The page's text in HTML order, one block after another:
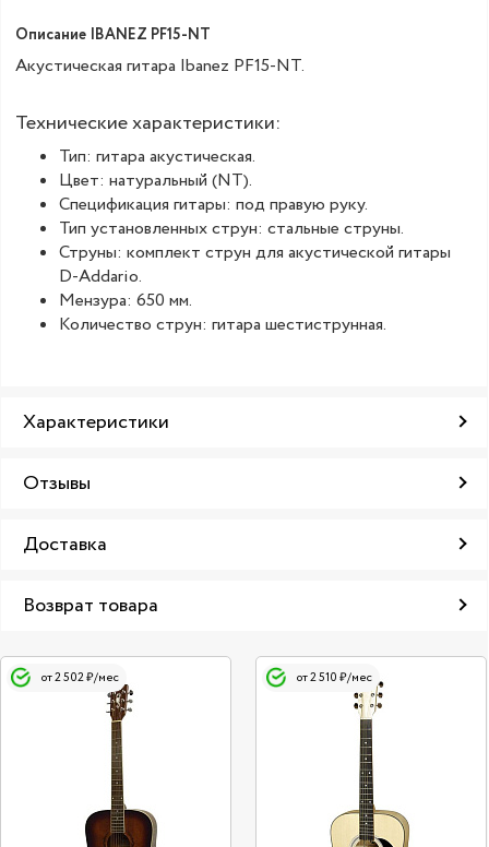
Описание IBANEZ PF15-NT
Акустическая гитара Ibanez PF15-NT.
Технические характеристики:
Тип: гитара акустическая.
Цвет: натуральный (NT).
Спецификация гитары: под правую руку.
Тип установленных струн: стальные струны.
Струны: комплект струн для акустической гитары
D-Addario.
Мензура: 650 мм.
Количество струн: гитара шестиструнная.
Характеристики
Отзывы
Доставка
Возврат товара
от 2 502 ₽/мес от 2 510 ₽/мес